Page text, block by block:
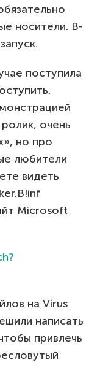
носители. В-
поступила
очень
но про
любители
видеть
Microsoft
на Virus
написать
привлечь